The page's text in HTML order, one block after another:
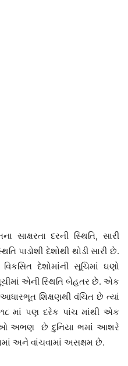
સાક્ષરતા દરની સ્થિતિ, સારી
પાડોશી દેશોથી થોડી સારી છે.
દેશોમાંની સૂચિમાં ઘણો
એની સ્થિતિ બેહતર છે. એક
આધારભૂત શિક્ષણથી વંચિત છે ત્યાં
માં પણ દરેક પાંચ માંથી એક
અભણ છે દુનિયા ભમાં આશરે
અને વાંચવામાં અસક્ષમ છે.